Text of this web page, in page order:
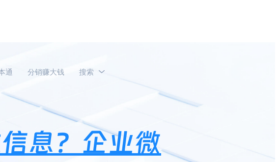
通 分销赚大钱 搜索
微信怎么追踪用户行为轨迹？
息？企业微